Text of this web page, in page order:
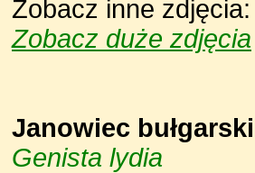
Zobacz inne zdjęcia:
Zobacz duże zdjęcia
Janowiec bułgarski
Genista lydia